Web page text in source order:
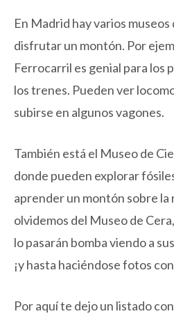
En Madrid hay varios museos
disfrutar un montón. Por
Ferrocarril es genial para los
los trenes. Pueden ver
subirse en algunos vagones.
También está el Museo de
donde pueden explorar
aprender un montón sobre la
olvidemos del Museo de
lo pasarán bomba viendo a
¡y hasta haciéndose fotos
Por aquí te dejo un listado con